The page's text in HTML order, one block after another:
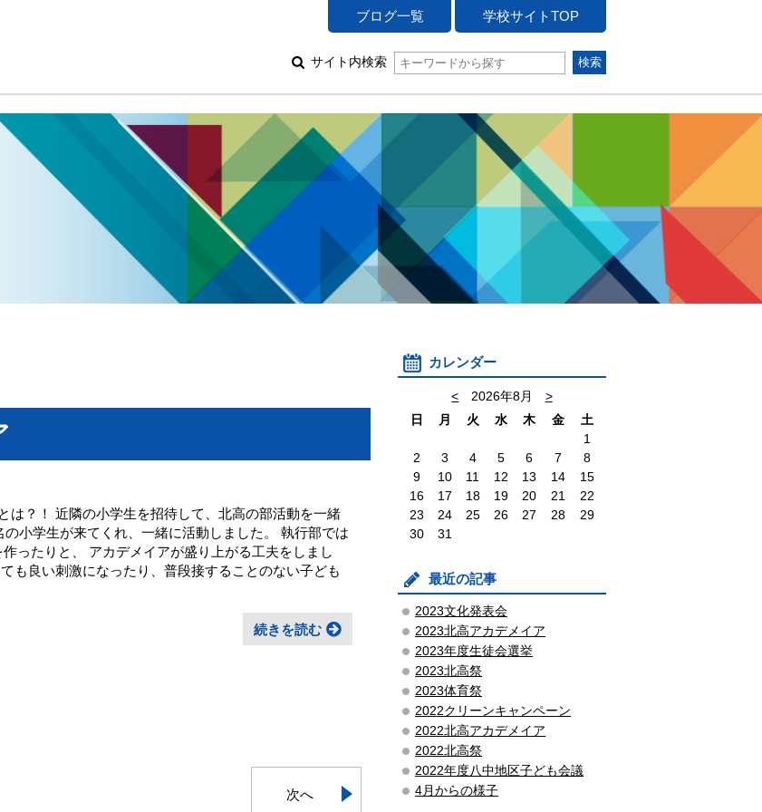
ブログ一覧 学校サイトTOP
サイト内検索
は？！ 近隣の小学生を招待して、北高の部活動を一緒
小学生が来てくれ、一緒に活動しました。 執行部では
ったりと、 アカデメイアが盛り上がる工夫をしまし
も良い刺激になったり、普段接することのない子ども
続きを読む
次へ
カレンダー
< 2026年8月
>
日
月 火 水 木 金
土
1
2
3 4 5 6 7
8
9
10 11 12 13 14
15
16
17 18 19 20 21
22
23
24 25 26 27 28
29
30
31
最近の記事
2023文化発表会
2023北高アカデメイア
2023年度生徒会選挙
2023北高祭
2023体育祭
2022クリーンキャンペーン
2022北高アカデメイア
2022北高祭
2022年度八中地区子ども会議
4月からの様子